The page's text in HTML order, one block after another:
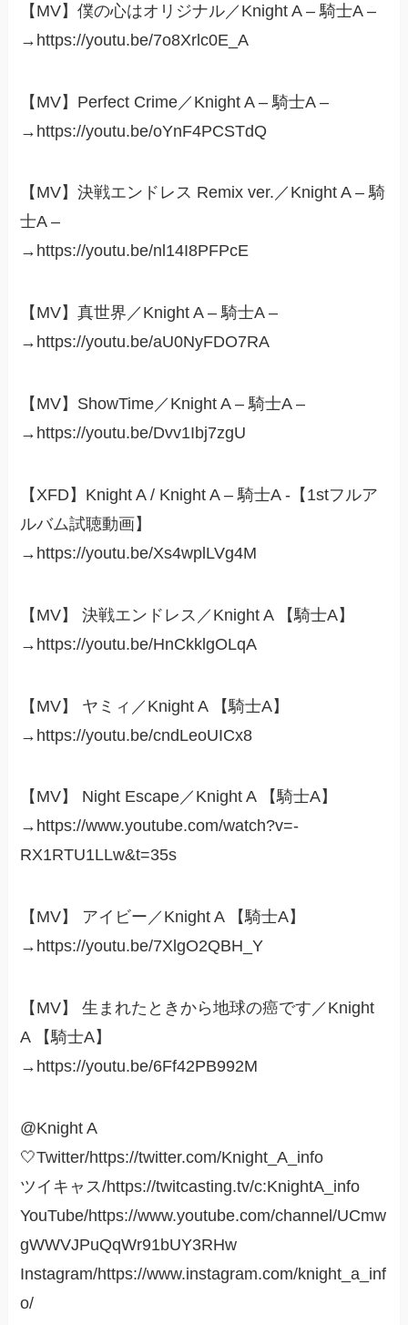
【MV】僕の心はオリジナル／Knight A – 騎士A –
→https://youtu.be/7o8Xrlc0E_A
【MV】Perfect Crime／Knight A – 騎士A –
→https://youtu.be/oYnF4PCSTdQ
【MV】決戦エンドレス Remix ver.／Knight A – 騎
士A –
→https://youtu.be/nl14I8PFPcE
【MV】真世界／Knight A – 騎士A –
→https://youtu.be/aU0NyFDO7RA
【MV】ShowTime／Knight A – 騎士A –
→https://youtu.be/Dvv1Ibj7zgU
【XFD】Knight A / Knight A – 騎士A -【1stフルア
ルバム試聴動画】
→https://youtu.be/Xs4wplLVg4M
【MV】 決戦エンドレス／Knight A 【騎士A】
→https://youtu.be/HnCkklgOLqA
【MV】 ヤミィ／Knight A 【騎士A】
→https://youtu.be/cndLeoUICx8
【MV】 Night Escape／Knight A 【騎士A】
→https://www.youtube.com/watch?v=-
RX1RTU1LLw&t=35s
【MV】 アイビー／Knight A 【騎士A】
→https://youtu.be/7XlgO2QBH_Y
【MV】 生まれたときから地球の癌です／Knight
A 【騎士A】
→https://youtu.be/6Ff42PB992M
@Knight A
🤍Twitter/https://twitter.com/Knight_A_info
ツイキャス/https://twitcasting.tv/c:KnightA_info
YouTube/https://www.youtube.com/channel/UCmw
gWWVJPuQqWr91bUY3RHw
Instagram/https://www.instagram.com/knight_a_inf
o/